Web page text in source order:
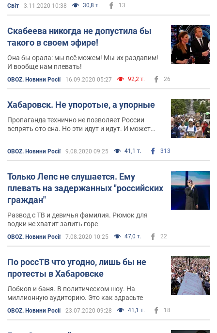
Світ 3.11.2020 10:38 30,8 т. 13
Скабеева никогда не допустила бы
такого в своем эфире!
Она бы орала: мы всё можем! Мы их раздавим!
И вообще нам плевать!
OBOZ. Новини Росії 16.09.2020 05:27 92,2 т. 26
Хабаровск. Не упоротые, а упорные
Пропаганда технично не позволяет России
вспрять ото сна. Но эти идут и идут. И может
OBOZ. Новини Росії 9.08.2020 09:25 41,1 т. 313
Только Лепс не слушается. Ему
плевать на задержанных "российских
граждан"
Развод с ТВ и девичья фамилия. Рюмок для
водки не хватит залить горе
OBOZ. Новини Росії 7.08.2020 10:25 47,0 т. 22
По россТВ что угодно, лишь бы не
протесты в Хабаровске
Лобков и баня. В политическом шоу. На
миллионную аудиторию. Это как здрасьте
OBOZ. Новини Росії 23.07.2020 09:28 41,1 т. 18